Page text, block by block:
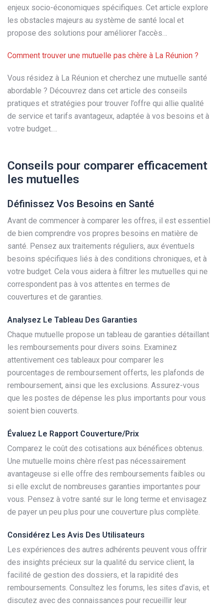
enjeux socio-économiques spécifiques. Cet article explore
les obstacles majeurs au système de santé local et
propose des solutions pour améliorer l’accès…
Comment trouver une mutuelle pas chère à La Réunion ?
Vous résidez à La Réunion et cherchez une mutuelle santé
abordable ? Découvrez dans cet article des conseils
pratiques et stratégies pour trouver l’offre qui allie qualité
de service et tarifs avantageux, adaptée à vos besoins et à
votre budget.…
Conseils pour comparer efficacement
les mutuelles
Définissez Vos Besoins en Santé
Avant de commencer à comparer les offres, il est essentiel
de bien comprendre vos propres besoins en matière de
santé. Pensez aux traitements réguliers, aux éventuels
besoins spécifiques liés à des conditions chroniques, et à
votre budget. Cela vous aidera à filtrer les mutuelles qui ne
correspondent pas à vos attentes en termes de
couvertures et de garanties.
Analysez Le Tableau Des Garanties
Chaque mutuelle propose un tableau de garanties détaillant
les remboursements pour divers soins. Examinez
attentivement ces tableaux pour comparer les
pourcentages de remboursement offerts, les plafonds de
remboursement, ainsi que les exclusions. Assurez-vous
que les postes de dépense les plus importants pour vous
soient bien couverts.
Évaluez Le Rapport Couverture/Prix
Comparez le coût des cotisations aux bénéfices obtenus.
Une mutuelle moins chère n’est pas nécessairement
avantageuse si elle offre des remboursements faibles ou
si elle exclut de nombreuses garanties importantes pour
vous. Pensez à votre santé sur le long terme et envisagez
de payer un peu plus pour une couverture plus complète.
Considérez Les Avis Des Utilisateurs
Les expériences des autres adhérents peuvent vous offrir
des insights précieux sur la qualité du service client, la
facilité de gestion des dossiers, et la rapidité des
remboursements. Consultez les forums, les sites d’avis, et
discutez avec des connaissances pour recueillir leur